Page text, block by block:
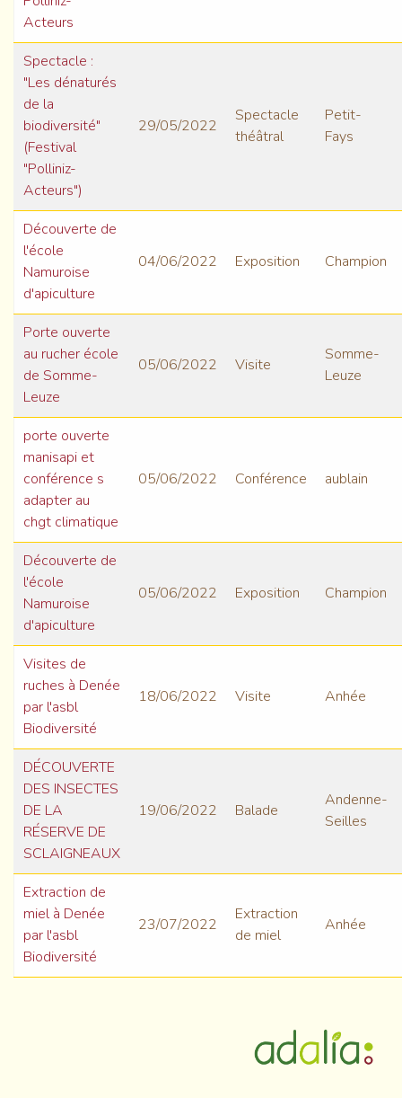
Acteurs
Spectacle :
"Les dénaturés
de la
biodiversité"
(Festival
"Polliniz-
Acteurs")
29/05/2022
Spectacle
théâtral
Petit-
Fays
Découverte de
l'école
Namuroise
d'apiculture
04/06/2022 Exposition Champion
Porte ouverte
au rucher école
de Somme-
Leuze
05/06/2022 Visite
Somme-
Leuze
porte ouverte
manisapi et
conférence s
adapter au
chgt climatique
05/06/2022 Conférence aublain
Découverte de
l'école
Namuroise
d'apiculture
05/06/2022 Exposition Champion
Visites de
ruches à Denée
par l'asbl
Biodiversité
18/06/2022 Visite Anhée
DÉCOUVERTE
DES INSECTES
DE LA
RÉSERVE DE
SCLAIGNEAUX
19/06/2022 Balade
Andenne-
Seilles
Extraction de
miel à Denée
par l'asbl
Biodiversité
23/07/2022
Extraction
de miel
Anhée